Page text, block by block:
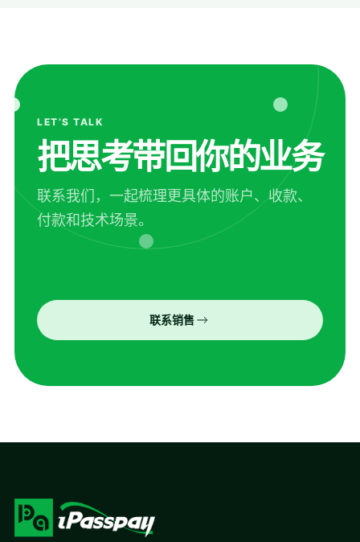
LET’S TALK
把思考带回你的业务
联系我们，一起梳理更具体的账户、收款、
付款和技术场景。
联系销售